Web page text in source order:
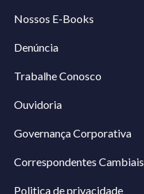
Nossos E-Books
Denúncia
Trabalhe Conosco
Ouvidoria
Governança Corporativa
Correspondentes Cambiais
Politica de privacidade